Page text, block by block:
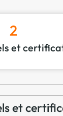
2
et
et